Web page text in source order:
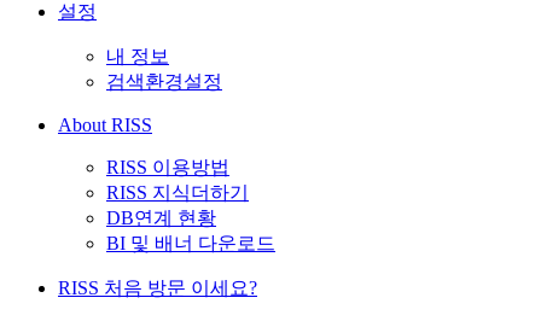
설정
내 정보
검색환경설정
About RISS
RISS 이용방법
RISS 지식더하기
DB연계 현황
BI 및 배너 다운로드
RISS 처음 방문 이세요?